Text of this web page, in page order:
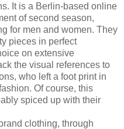
It is a Berlin-based online
of second season,
for men and women. They
pieces in perfect
on extensive
the visual references to
who left a foot print in
Of course, this
spiced up with their
clothing, through